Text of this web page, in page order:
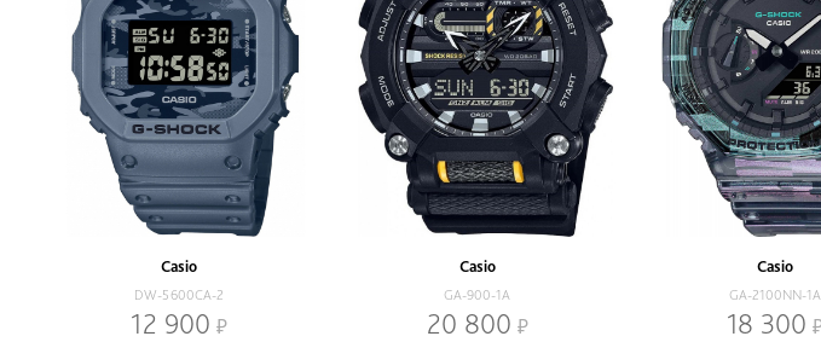
Casio
DW-5600CA-2
12 900
Casio
GA-900-1A
20 800
Casio
GA-2100NN-1A
18 300